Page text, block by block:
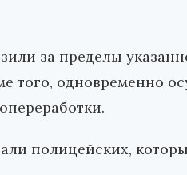
за пределы
того, одновременно
полицейских,